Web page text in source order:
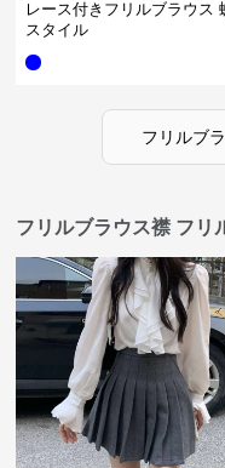
レース付きフリルブラウス
スタイル
フリルブ
フリルブラウス襟 フリ